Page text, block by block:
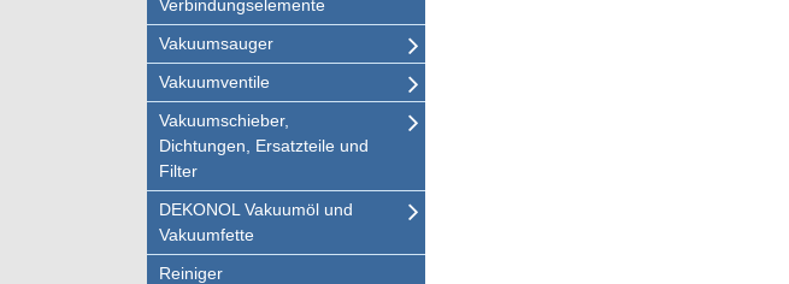
Verbindungselemente
Vakuumsauger
Vakuumventile
Vakuumschieber,
Dichtungen, Ersatzteile und
Filter
DEKONOL Vakuumöl und
Vakuumfette
Reiniger